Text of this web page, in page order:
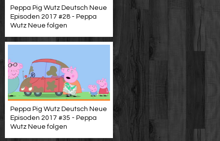
Peppa Pig Wutz Deutsch Neue
Episoden 2017 #28 - Peppa
Wutz Neue folgen
Peppa Pig Wutz Deutsch Neue
Episoden 2017 #35 - Peppa
Wutz Neue folgen